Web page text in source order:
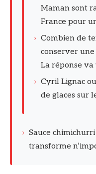
Maman sont
France pour
› Combien de
conserver
La réponse
› Cyril Lignac
de glaces sur
› Sauce
transforme